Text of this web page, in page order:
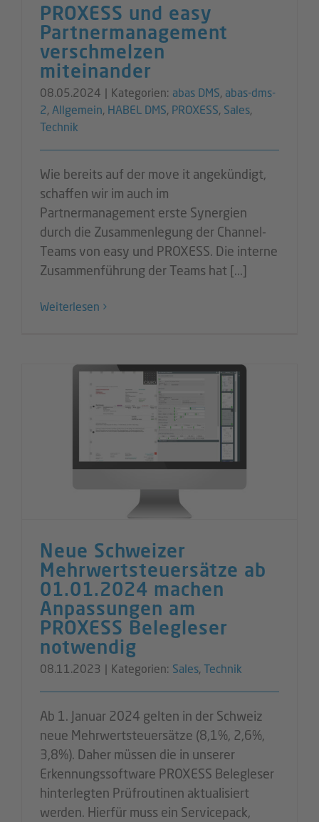
PROXESS und easy
Partnermanagement
verschmelzen
miteinander
08.05.2024 | Kategorien: abas DMS, abas-dms-
2,Allgemein, HABEL DMS, PROXESS, Sales,
Technik
Wie bereits auf der move it angekündigt,
schaffen wir im auch im
Partnermanagement erste Synergien
durch die Zusammenlegung der Channel-
Teams von easy und PROXESS. Die interne
Zusammenführung der Teams hat [...]
Weiterlesen
Neue Schweizer
Mehrwertsteuersätze ab
01.01.2024 machen
Anpassungen am
PROXESS Belegleser
notwendig
08.11.2023 | Kategorien: Sales,Technik
Ab 1. Januar 2024 gelten in der Schweiz
neue Mehrwertsteuersätze (8,1%, 2,6%,
3,8%). Daher müssen die in unserer
Erkennungssoftware PROXESS Belegleser
hinterlegten Prüfroutinen aktualisiert
werden. Hierfür muss ein Servicepack,